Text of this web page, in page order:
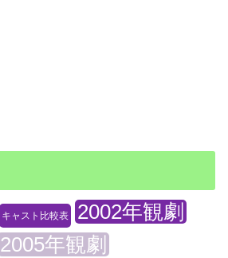
キャスト比較表 2002年観劇
2005年観劇